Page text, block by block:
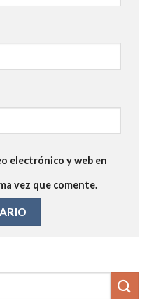
electrónico y web en
vez que comente.